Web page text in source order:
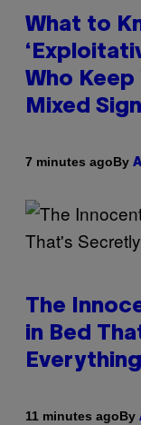
What to
Who Keep
Mixed
7 minutes agoBy
The
in Bed
Everything
11 minutes agoBy